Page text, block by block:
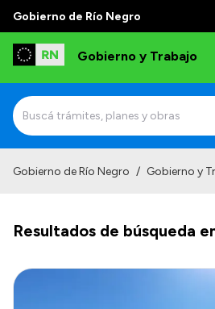
Gobierno de Río Negro
Gobierno y Trabajo
Misión
Autoridades, Áreas y
Gobierno de Río Negro / Gobierno y
Resultados de búsqueda